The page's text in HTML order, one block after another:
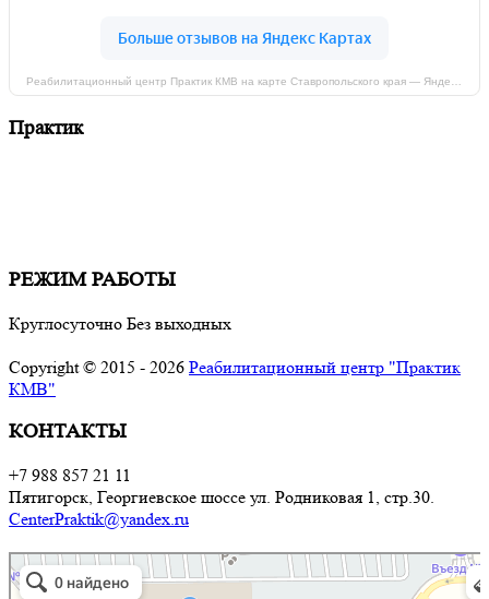
Практик
РЕЖИМ РАБОТЫ
Круглосуточно Без выходных
Copyright © 2015 - 2026 Реабилитационный центр "Практик
КМВ"
КОНТАКТЫ
+7 988 857 21 11
Пятигорск, Георгиевское шоссе ул. Родниковая 1, стр.30.
CenterPraktik@yandex.ru
Реабилитационный центр Практик КМВ
Медицинская реабилитация в Ставропольском крае
Социальная реабилитация в Ставропольском крае